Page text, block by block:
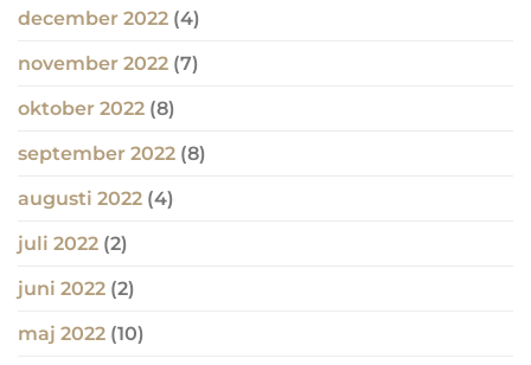
december 2022 (4)
november 2022 (7)
oktober 2022 (8)
september 2022 (8)
augusti 2022 (4)
juli 2022 (2)
juni 2022 (2)
maj 2022 (10)